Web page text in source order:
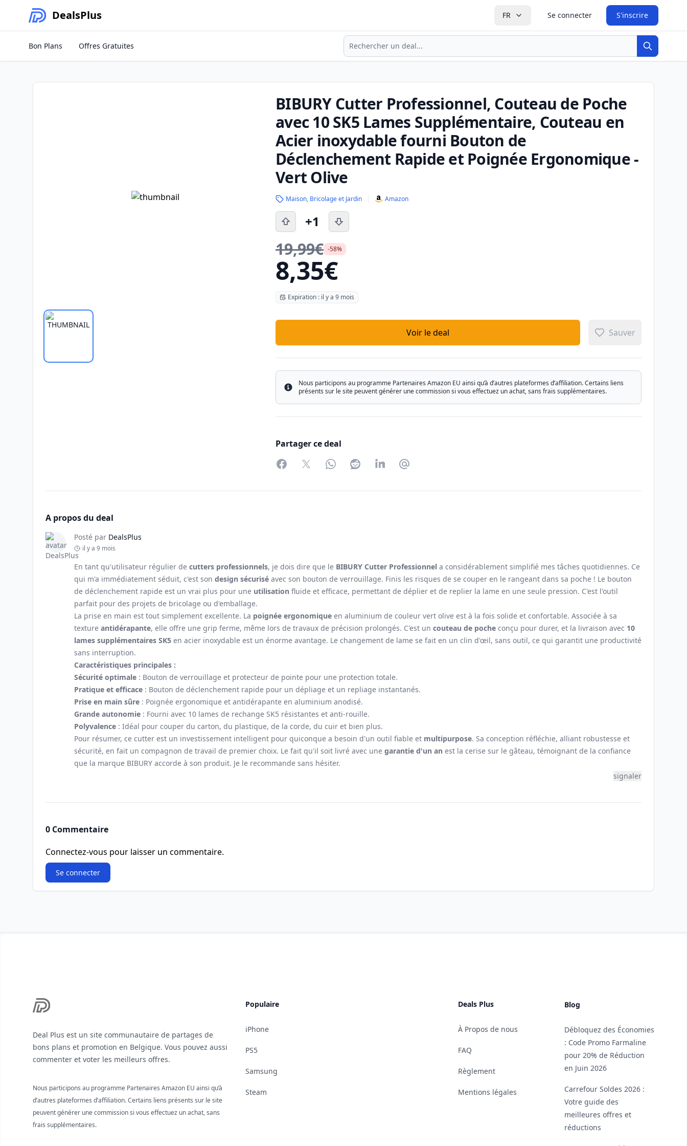
DealsPlus FR Se connecter S'inscrire
Recherche
Recherche
Bon Plans Offres Gratuites
BIBURY Cutter Professionnel, Couteau de Poche
avec 10 SK5 Lames Supplémentaire, Couteau en
Acier inoxydable fourni Bouton de
Déclenchement Rapide et Poignée Ergonomique -
Vert Olive
Maison, Bricolage et Jardin Amazon
+1
19,99€ -58%
8,35€
Expiration : il y a 9 mois
Voir le deal Sauver
Info
Nous participons au programme Partenaires Amazon EU ainsi qu’à d’autres plateformes d’affiliation. Certains liens
présents sur le site peuvent générer une commission si vous effectuez un achat, sans frais supplémentaires.
Partager ce deal
FacebookTwitterWhatsAppRedditLinkedInPartager par Email
A propos du deal
Posté par DealsPlus
il y a 9 mois
En tant qu'utilisateur régulier de cutters professionnels, je dois dire que le BIBURY Cutter Professionnel a considérablement simplifié mes tâches quotidiennes. Ce
qui m'a immédiatement séduit, c'est son design sécurisé avec son bouton de verrouillage. Finis les risques de se couper en le rangeant dans sa poche ! Le bouton
de déclenchement rapide est un vrai plus pour une utilisation fluide et efficace, permettant de déplier et de replier la lame en une seule pression. C'est l'outil
parfait pour des projets de bricolage ou d'emballage.
La prise en main est tout simplement excellente. La poignée ergonomique en aluminium de couleur vert olive est à la fois solide et confortable. Associée à sa
texture antidérapante, elle offre une grip ferme, même lors de travaux de précision prolongés. C'est un couteau de poche conçu pour durer, et la livraison avec 10
lames supplémentaires SK5 en acier inoxydable est un énorme avantage. Le changement de lame se fait en un clin d'œil, sans outil, ce qui garantit une productivité
sans interruption.
Caractéristiques principales :
Sécurité optimale : Bouton de verrouillage et protecteur de pointe pour une protection totale.
Pratique et efficace : Bouton de déclenchement rapide pour un dépliage et un repliage instantanés.
Prise en main sûre : Poignée ergonomique et antidérapante en aluminium anodisé.
Grande autonomie : Fourni avec 10 lames de rechange SK5 résistantes et anti-rouille.
Polyvalence : Idéal pour couper du carton, du plastique, de la corde, du cuir et bien plus.
Pour résumer, ce cutter est un investissement intelligent pour quiconque a besoin d'un outil fiable et multipurpose. Sa conception réfléchie, alliant robustesse et
sécurité, en fait un compagnon de travail de premier choix. Le fait qu'il soit livré avec une garantie d'un an est la cerise sur le gâteau, témoignant de la confiance
que la marque BIBURY accorde à son produit. Je le recommande sans hésiter.
signaler
0 Commentaire
Connectez-vous pour laisser un commentaire.
Se connecter
Deal Plus est un site communautaire de partages de
bons plans et promotion en Belgique. Vous pouvez aussi
commenter et voter les meilleurs offres.
Nous participons au programme Partenaires Amazon EU ainsi qu’à
d’autres plateformes d’affiliation. Certains liens présents sur le site
peuvent générer une commission si vous effectuez un achat, sans
frais supplémentaires.
Populaire
iPhone
PS5
Samsung
Steam
Deals Plus
À Propos de nous
FAQ
Règlement
Mentions légales
Blog
Débloquez des Économies
: Code Promo Farmaline
pour 20% de Réduction
en Juin 2026
Carrefour Soldes 2026 :
Votre guide des
meilleures offres et
réductions